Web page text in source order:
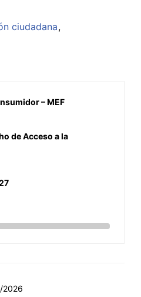
ciudadana
– MEF
de Acceso a la